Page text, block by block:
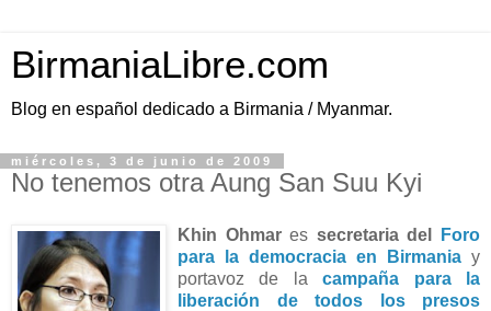
BirmaniaLibre.com
Blog en español dedicado a Birmania / Myanmar.
miércoles, 3 de junio de 2009
No tenemos otra Aung San Suu Kyi
Khin Ohmares secretaria del
Foro
para la democracia en Birmania y
portavoz de lacampaña para la
liberación de todos los presos